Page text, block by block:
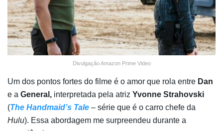
Divulgação Amazon Prime Video
Um dos pontos fortes do filme é o amor que rola entre Dan
e a General, interpretada pela atriz Yvonne Strahovski
(The Handmaid’s Tale – série que é o carro chefe da
Hulu). Essa abordagem me surpreendeu durante a